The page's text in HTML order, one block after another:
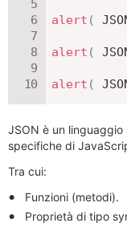
alert (
alert (
alert (
JSON è un
specifiche di
Tra cui:
Funzioni (metodi).
Proprietà di tipo